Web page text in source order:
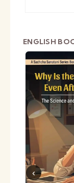
ENGLISH